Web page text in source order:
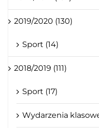
2019/2020 (130)
Sport (14)
2018/2019 (111)
Sport (17)
Wydarzenia